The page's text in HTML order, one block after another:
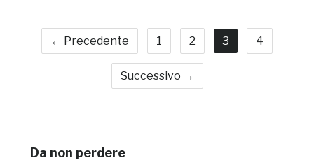
← Precedente 1 2 3 4
Successivo →
Da non perdere